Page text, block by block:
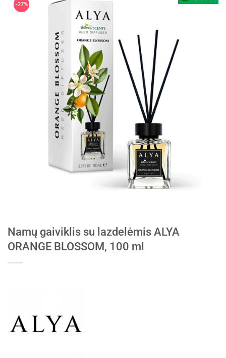
-27%
Namų gaiviklis su lazdelėmis ALYA
ORANGE BLOSSOM, 100 ml